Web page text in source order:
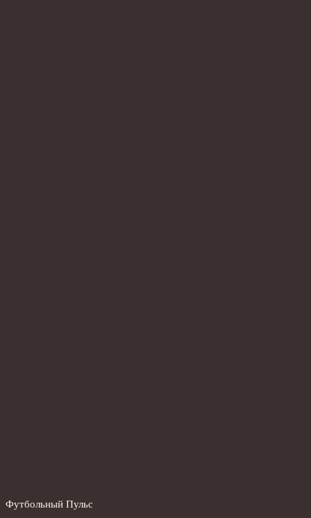
Футбольный Пульс